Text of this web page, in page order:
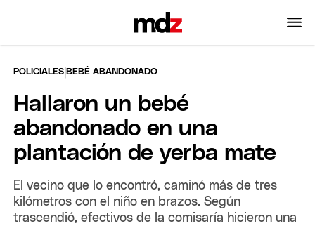
POLICIALES |BEBÉ ABANDONADO
Hallaron un bebé
abandonado en una
plantación de yerba mate
El vecino que lo encontró, caminó más de tres
kilómetros con el niño en brazos. Según
trascendió, efectivos de la comisaría hicieron una